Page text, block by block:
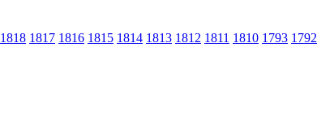
1818 1817 1816 1815 1814 1813 1812 1811 1810 1793 1792